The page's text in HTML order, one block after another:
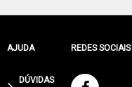
AJUDA
DÚVIDAS
REDES SOCIAIS